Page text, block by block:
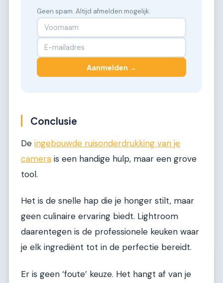
Geen spam. Altijd afmelden mogelijk.
Aanmelden →
Conclusie
De ingebouwde ruisonderdrukking van je
camera is een handige hulp, maar een grove
tool.
Het is de snelle hap die je honger stilt, maar
geen culinaire ervaring biedt. Lightroom
daarentegen is de professionele keuken waar
je elk ingrediënt tot in de perfectie bereidt.
Er is geen ‘foute’ keuze. Het hangt af van je